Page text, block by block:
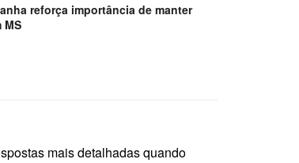
reforça importância de manter
MS
mais detalhadas quando